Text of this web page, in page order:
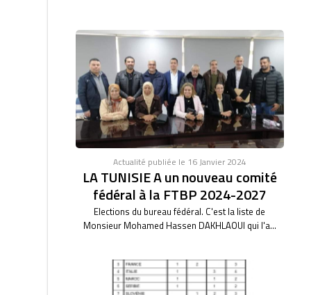
Actualité publiée le 16 Janvier 2024
LA TUNISIE A un nouveau comité
fédéral à la FTBP 2024-2027
Elections du bureau fédéral. C'est la liste de
Monsieur Mohamed Hassen DAKHLAOUI qui l'a...